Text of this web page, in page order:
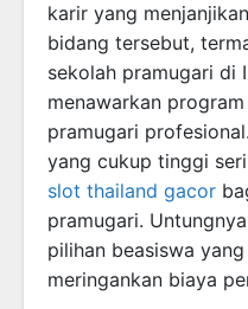
karir yang
bidang tersebut,
sekolah pramugari di
menawarkan
pramugari
yang cukup tinggi
slot thailand gacor
pramugari.
pilihan beasiswa
meringankan biaya